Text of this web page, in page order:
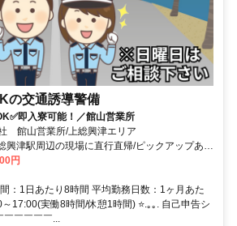
の交通誘導警備
即入寮可能！／館山営業所
館山営業所/上総興津エリア
興津駅周辺の現場に直行直帰/ピックアップあ
です♪
円
：1日あたり8時間 平均勤務日数：1ヶ月あた
17:00(実働8時間/休憩1時間) ⭐.｡｡. 自己申告シ
￣￣￣￣...